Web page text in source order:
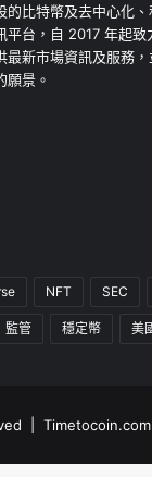
的比特幣及去中心化
平台，自 2017 年起致
最新市場資訊及服務
願景。
NFT SEC
監管 穩定幣 美
| Timetocoin.com